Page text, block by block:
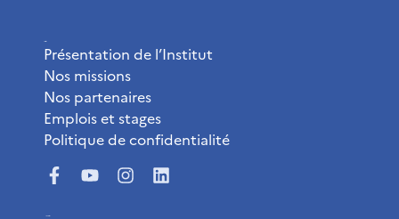
Présentation de l’Institut
Nos missions
Nos partenaires
Emplois et stages
Politique de confidentialité